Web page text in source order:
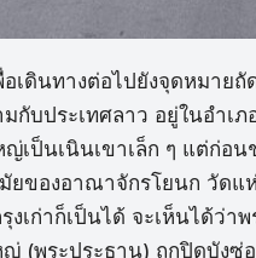
ดินทางต่อไปยังจุดหมายถั
บประเทศลาว อยู่ในอำเภ
เป็นเนินเขาเล็ก ๆ แต่ก่อ
ของอาณาจักรโยนก วัดแ
เก่าก็เป็นได้ จะเห็นได้ว่า
(พระประธาน) ถูกปิดบังซ่อ